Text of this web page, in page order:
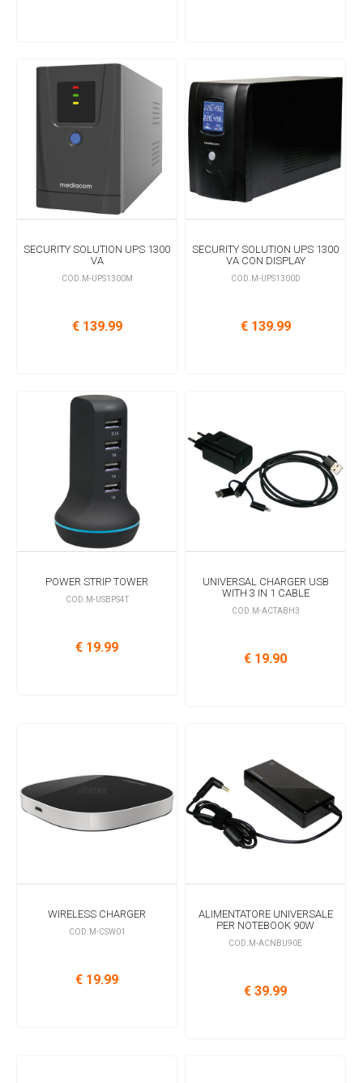
SECURITY SOLUTION UPS 1300
VA
COD.M-UPS1300M
€ 139.99
SECURITY SOLUTION UPS 1300
VA CON DISPLAY
COD.M-UPS1300D
€ 139.99
POWER STRIP TOWER
COD.M-USBPS4T
€ 19.99
UNIVERSAL CHARGER USB
WITH 3 IN 1 CABLE
COD.M-ACTABH3
€ 19.90
WIRELESS CHARGER
COD.M-CSW01
€ 19.99
ALIMENTATORE UNIVERSALE
PER NOTEBOOK 90W
COD.M-ACNBU90E
€ 39.99